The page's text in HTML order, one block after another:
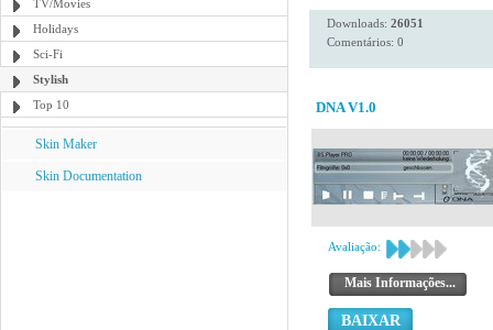
TV/Movies
Holidays
Sci-Fi
Stylish
Top 10
Skin Maker
Skin Documentation
Downloads: 26051
Comentários: 0
DNA V1.0
Avaliação:
Mais Informações...
BAIXAR